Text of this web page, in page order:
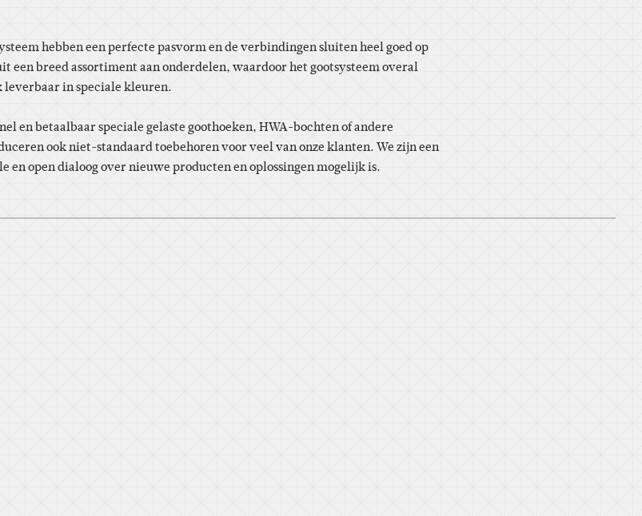
hebben een perfecte pasvorm en de verbindingen sluiten heel goed op
een breed assortiment aan onderdelen, waardoor het gootsysteem overal
leverbaar in speciale kleuren.
en betaalbaar speciale gelaste goothoeken, HWA-bochten of andere
ook niet-standaard toebehoren voor veel van onze klanten. We zijn een
en open dialoog over nieuwe producten en oplossingen mogelijk is.